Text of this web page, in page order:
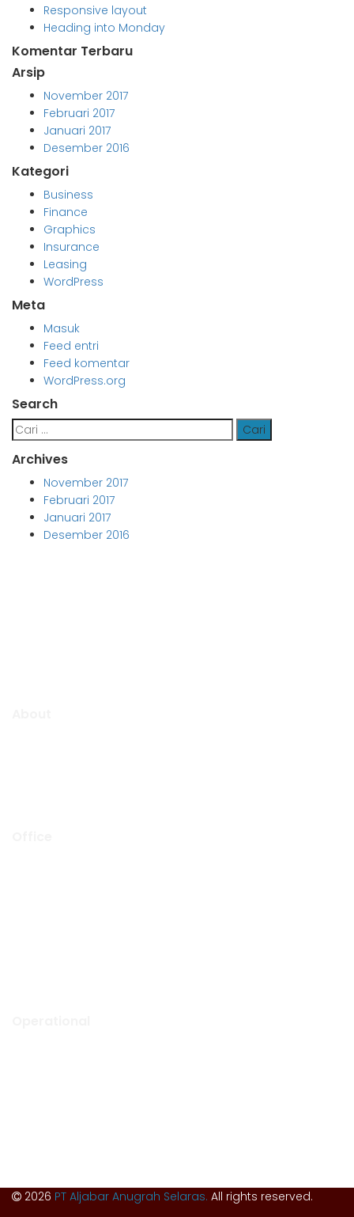
Responsive layout
Heading into Monday
Komentar Terbaru
Arsip
November 2017
Februari 2017
Januari 2017
Desember 2016
Kategori
Business
Finance
Graphics
Insurance
Leasing
WordPress
Meta
Masuk
Feed entri
Feed komentar
WordPress.org
Search
Cari
untuk:
Archives
November 2017
Februari 2017
Januari 2017
Desember 2016
2026 PT Aljabar Anugrah Selaras. All rights reserved.